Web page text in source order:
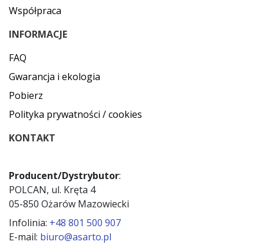
Współpraca
INFORMACJE
FAQ
Gwarancja i ekologia
Pobierz
Polityka prywatności / cookies
KONTAKT
Producent/Dystrybutor:
POLCAN, ul. Kręta 4
05-850 Ożarów Mazowiecki
Infolinia: +48 801 500 907
E-mail: biuro@asarto.pl